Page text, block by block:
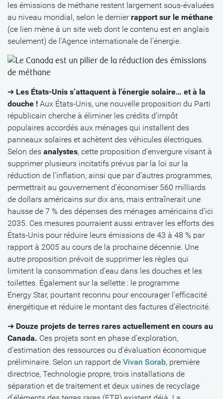
les émissions de méthane restent largement sous-évaluées
au niveau mondial, selon le dernierrapport sur le méthane
(ce lien mène à un site web dont le contenu est en anglais
seulement) de l’Agence internationale de l’énergie.
➔ Les États-Unis s’attaquent à l’énergie solaire… et à la
douche ! Aux États-Unis, une nouvelle proposition du Parti
républicain cherche à éliminer les crédits d’impôt
populaires accordés aux ménages qui installent des
panneaux solaires et achètent des véhicules électriques.
Selon des analystes, cette proposition d’envergure visant à
supprimer plusieurs incitatifs prévus par la loi sur la
réduction de l’inflation, ainsi que par d’autres programmes,
permettrait au gouvernement d’économiser 560 milliards
de dollars américains sur dix ans, mais entraînerait une
hausse de 7 % des dépenses des ménages américains d’ici
2035. Ces mesures pourraient aussi entraver les efforts des
États-Unis pour réduire leurs émissions de 43 à 48 % par
rapport à 2005 au cours de la prochaine décennie. Une
autre proposition prévoit de supprimer les règles qui
limitent la consommation d’eau dans les douches et les
toilettes. Également sur la sellette : le programme
Energy Star, pourtant reconnu pour encourager l’efficacité
énergétique et réduire le montant des factures d’électricité.
➔ Douze projets de terres rares actuellement en cours au
Canada. Ces projets sont en phase d’exploration,
d’estimation des ressources ou d’évaluation économique
préliminaire. Selon un rapport de Vivan Sorab, première
directrice, Technologie propre, trois installations de
séparation et de traitement et deux usines de recyclage